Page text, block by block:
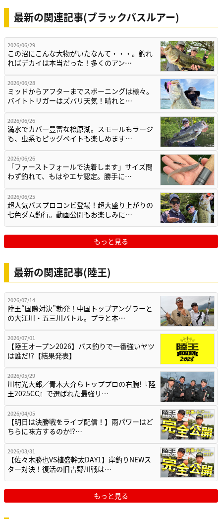
最新の関連記事(ブラックバスルアー)
2026/06/29
この沼にこんな大物がいたなんて・・・。釣れ
ればデカイは本当だった！多くのアン…
2026/06/28
ミッドからアフターまでスポーニングは様々。
バイトトリガーはズバリ天気！晴れと…
2026/06/26
満水でカバー豊富な桧原湖。スモールもラージ
も、虫系もビッグベイトも楽しめます…
2026/06/26
「ファーストフォールで決着します」サイズ問
わず釣れて、もはやエサ認定。勝手に…
2026/06/25
超人気バスプロコンビ登場！超大盛り上がりの
七色ダム釣行。動画公開もお楽しみに…
もっと見る
最新の関連記事(陸王)
2026/07/14
陸王“国際対決”勃発！中国トップアングラーと
の大江川・五三川バトル。プラと本…
2026/07/01
【陸王オープン2026】バス釣りで一番強いヤツ
は誰だ!?【結果発表】
2026/05/29
川村光大郎／青木大介らトッププロの右腕!『陸
王2025CC』で選ばれた最強リ…
2026/04/05
【明日は決勝戦をライブ配信！】雨パワーはど
ちらに味方するのか⁉…
2026/03/31
【佐々木勝也VS植盛幹太DAY1】岸釣りNEWス
ター対決！復活の旧吉野川戦は…
もっと見る